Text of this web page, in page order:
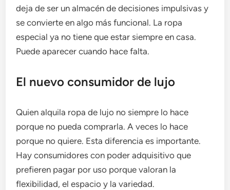
deja de ser un almacén de decisiones impulsivas y
se convierte en algo más funcional. La ropa
especial ya no tiene que estar siempre en casa.
Puede aparecer cuando hace falta.
El nuevo consumidor de lujo
Quien alquila ropa de lujo no siempre lo hace
porque no pueda comprarla. A veces lo hace
porque no quiere. Esta diferencia es importante.
Hay consumidores con poder adquisitivo que
prefieren pagar por uso porque valoran la
flexibilidad, el espacio y la variedad.